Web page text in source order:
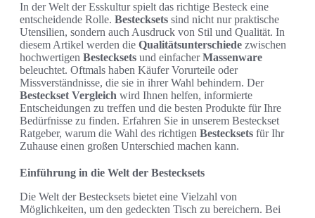
In der Welt der Esskultur spielt das richtige Besteck eine
entscheidende Rolle. Bestecksets sind nicht nur praktische
Utensilien, sondern auch Ausdruck von Stil und Qualität. In
diesem Artikel werden die Qualitätsunterschiede zwischen
hochwertigen Bestecksets und einfacherMassenware
beleuchtet. Oftmals haben Käufer Vorurteile oder
Missverständnisse, die sie in ihrer Wahl behindern. Der
Besteckset Vergleich wird Ihnen helfen, informierte
Entscheidungen zu treffen und die besten Produkte für Ihre
Bedürfnisse zu finden. Erfahren Sie in unserem Besteckset
Ratgeber, warum die Wahl des richtigen Bestecksets für Ihr
Zuhause einen großen Unterschied machen kann.
Einführung in die Welt der Bestecksets
Die Welt der Bestecksets bietet eine Vielzahl von
Möglichkeiten, um den gedeckten Tisch zu bereichern. Bei